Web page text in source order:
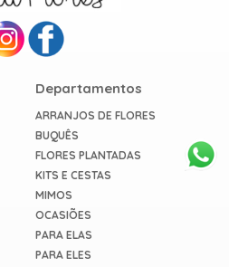
Departamentos
ARRANJOS DE FLORES
BUQUÊS
FLORES PLANTADAS
KITS E CESTAS
MIMOS
OCASIÕES
PARA ELAS
PARA ELES